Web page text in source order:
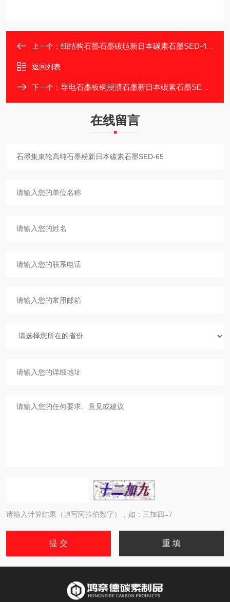
上一个： 细结构石墨石墨碳毡新日本碳素石墨SED-40S
返回列表
下一个： 导电石墨板铜浸渍石墨新日本碳素石墨SED-70
在线留言
请输入计算结果（填写阿拉伯数字），如：三加四=7